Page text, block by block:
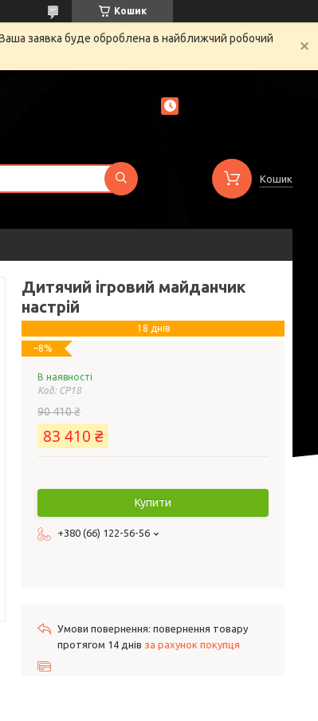
Кошик
заявка буде оброблена в найближчий робочий
Кошик
Дитячий ігровий майданчик
настрій
18 днів
–8%
В наявності
Код: CP18
90 410 ₴
83 410 ₴
Купити
+380 (66) 122-56-56
повернення товару
протягом 14 днів за рахунок покупця